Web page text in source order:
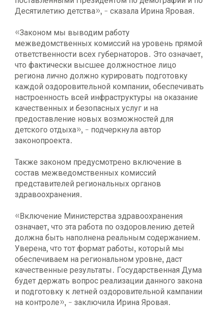
Десятилетию детства», - сказала Ирина Яровая.
«Законом мы выводим работу
межведомственных комиссий на уровень прямой
ответственности всех губернаторов. Это означает,
что фактически высшее должностное лицо
региона лично должно курировать подготовку
каждой оздоровительной компании, обеспечивать
настроенность всей инфраструктуры на оказание
качественных и безопасных услуг и на
предоставление новых возможностей для
детского отдыха», - подчеркнула автор
законопроекта.
Также законом предусмотрено включение в
состав межведомственных комиссий
представителей региональных органов
здравоохранения.
«Включение Министерства здравоохранения
означает, что эта работа по оздоровлению детей
должна быть наполнена реальным содержанием.
Уверена, что тот формат работы, который мы
обеспечиваем на региональном уровне, даст
качественные результаты. Государственная Дума
будет держать вопрос реализации данного закона
и подготовку к летней оздоровительной кампании
на контроле», - заключила Ирина Яровая.